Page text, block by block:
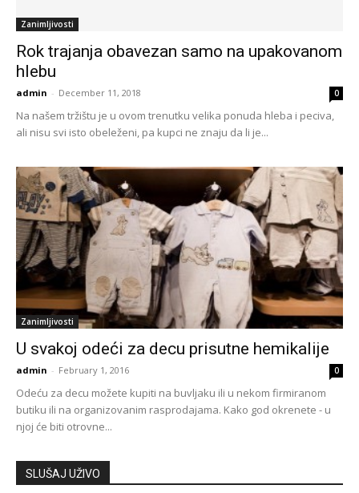
Zanimljivosti
Rok trajanja obavezan samo na upakovanom
hlebu
admin - December 11, 2018 0
Na našem tržištu je u ovom trenutku velika ponuda hleba i peciva,
ali nisu svi isto obeleženi, pa kupci ne znaju da li je...
Zanimljivosti
U svakoj odeći za decu prisutne hemikalije
admin - February 1, 2016 0
Odeću za decu možete kupiti na buvljaku ili u nekom firmiranom
butiku ili na organizovanim rasprodajama. Kako god okrenete - u
njoj će biti otrovne...
SLUŠAJ UŽIVO